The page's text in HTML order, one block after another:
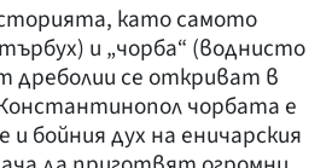
като самото
и „чорба“ (воднисто
дреболии се откриват в
чорбата е
бойния дух на еничарския